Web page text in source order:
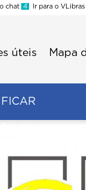
chat 4 Ir para o VLibras
úteis Mapa